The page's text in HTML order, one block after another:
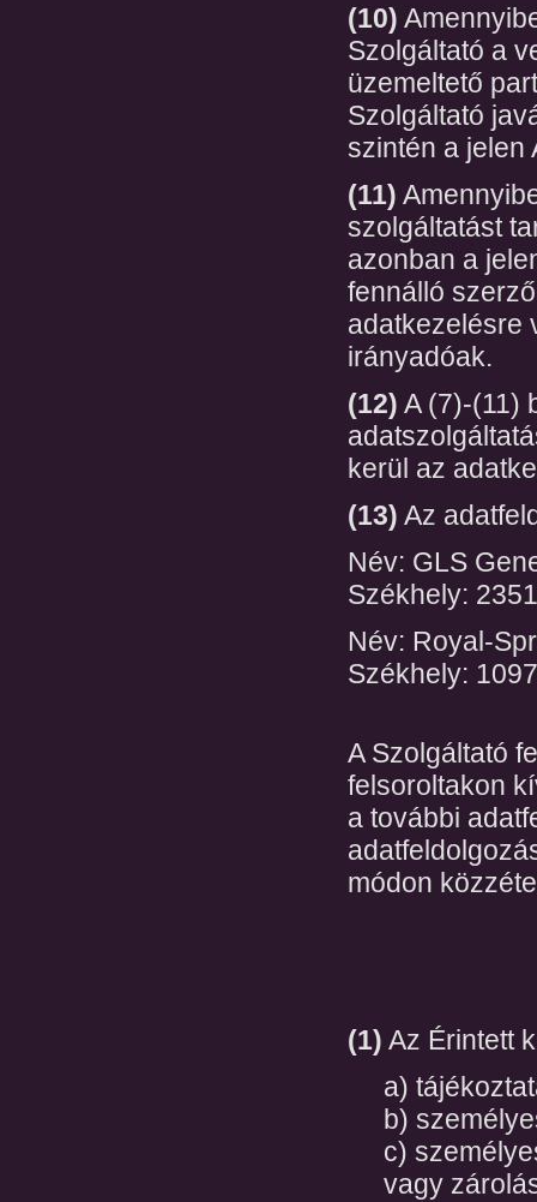
(10)
Szolgáltató a
üzemeltető
Szolgáltató
szintén a jelen
(11)
szolgáltatást
azonban a
fennálló
adatkezelésre
irányadóak.
(12) A (7)-(11)
kerül az
(13) Az
Név: GLS
Székhely:
Név: Royal-
Székhely:
A Szolgáltató
felsoroltakon
a további
módon
(1) Az Érintett
a)
b)
c)
vagy